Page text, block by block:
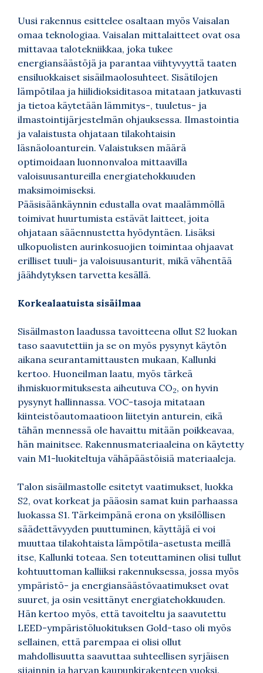
Uusi rakennus esittelee osaltaan myös Vaisalan
omaa teknologiaa. Vaisalan mittalaitteet ovat osa
mittavaa talotekniikkaa, joka tukee
energiansäästöjä ja parantaa viihtyvyyttä taaten
ensiluokkaiset sisäilmaolosuhteet. Sisätilojen
lämpötilaa ja hiilidioksiditasoa mitataan jatkuvasti
ja tietoa käytetään lämmitys-, tuuletus- ja
ilmastointijärjestelmän ohjauksessa. Ilmastointia
ja valaistusta ohjataan tilakohtaisin
läsnäoloanturein. Valaistuksen määrä
optimoidaan luonnonvaloa mittaavilla
valoisuusantureilla energiatehokkuuden
maksimoimiseksi.
Pääsisäänkäynnin edustalla ovat maalämmöllä
toimivat huurtumista estävät laitteet, joita
ohjataan sääennustetta hyödyntäen. Lisäksi
ulkopuolisten aurinkosuojien toimintaa ohjaavat
erilliset tuuli- ja valoisuusanturit, mikä vähentää
jäähdytyksen tarvetta kesällä.
Korkealaatuista sisäilmaa
Sisäilmaston laadussa tavoitteena ollut S2 luokan
taso saavutettiin ja se on myös pysynyt käytön
aikana seurantamittausten mukaan, Kallunki
kertoo. Huoneilman laatu, myös tärkeä
ihmiskuormituksesta aiheutuva CO2, on hyvin
pysynyt hallinnassa. VOC-tasoja mitataan
kiinteistöautomaatioon liitetyin anturein, eikä
tähän mennessä ole havaittu mitään poikkeavaa,
hän mainitsee. Rakennusmateriaaleina on käytetty
vain M1-luokiteltuja vähäpäästöisiä materiaaleja.
Talon sisäilmastolle esitetyt vaatimukset, luokka
S2, ovat korkeat ja pääosin samat kuin parhaassa
luokassa S1. Tärkeimpänä erona on yksilöllisen
säädettävyyden puuttuminen, käyttäjä ei voi
muuttaa tilakohtaista lämpötila-asetusta meillä
itse, Kallunki toteaa. Sen toteuttaminen olisi tullut
kohtuuttoman kalliiksi rakennuksessa, jossa myös
ympäristö- ja energiansäästövaatimukset ovat
suuret, ja osin vesittänyt energiatehokkuuden.
Hän kertoo myös, että tavoiteltu ja saavutettu
LEED-ympäristöluokituksen Gold-taso oli myös
sellainen, että parempaa ei olisi ollut
mahdollisuutta saavuttaa suhteellisen syrjäisen
sijainnin ja harvan kaupunkirakenteen vuoksi.